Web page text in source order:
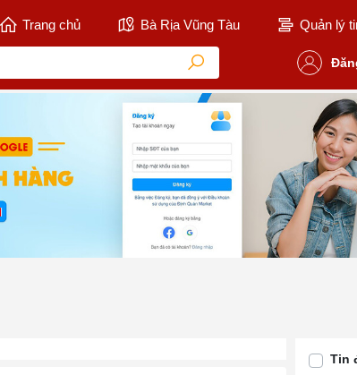
Trang chủ Bà Rịa Vũng Tàu Quản lý
Tin